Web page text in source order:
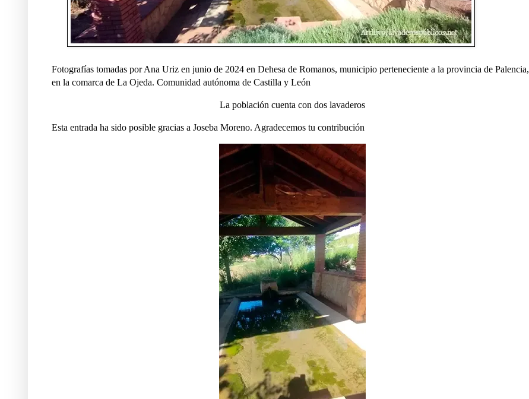
Fotografías tomadas por Ana Uriz en junio de 2024 en Dehesa de Romanos, municipio perteneciente a la provincia de Palencia,
en la comarca de La Ojeda. Comunidad autónoma de Castilla y León
La población cuenta con dos lavaderos
Esta entrada ha sido posible gracias a Joseba Moreno. Agradecemos tu contribución